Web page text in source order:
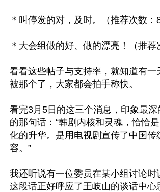
＊叫停发的对，及时。（推荐次数：
＊大会组做的好、做的漂亮！（推荐
看看这些帖子与支持率，就知道有一
被那个了，大家都会拍手称快。
看完3月5日的这三个消息，印象最深
的那句话：“韩剧内核和灵魂，恰恰
化的升华。是用电视剧宣传了中国传
容。”
我还听说有一位委员在某小组讨论时
这段话正好呼应了王岐山的谈话中心